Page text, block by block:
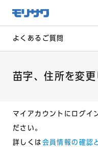
メ
ニュー
飛ばし
へ移動
よくあるご質問
苗字、住所を変
マイアカウントにログイ
ださい。
詳しくは 会員情報の確認